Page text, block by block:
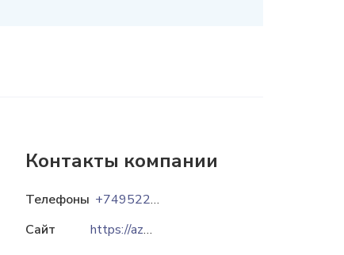
Контакты компании
Телефоны
+74952233871
Сайт
https://azarakhshgroup.ru